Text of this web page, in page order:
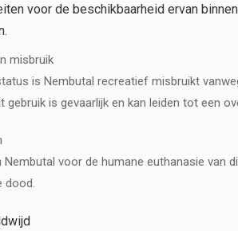
voor de beschikbaarheid ervan
misbruik
is Nembutal recreatief misbruikt
gebruik is gevaarlijk en kan leiden tot een
Nembutal voor de humane euthanasie van
dood.